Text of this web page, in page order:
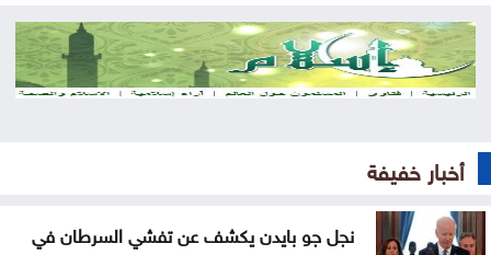
الاحتلال يطرح عطاء لبناء 627 وحدة استيطانية جديدة
بالقدس
من العام
أخبار خفيفة
نجل جو بايدن يكشف عن تفشي السرطان في